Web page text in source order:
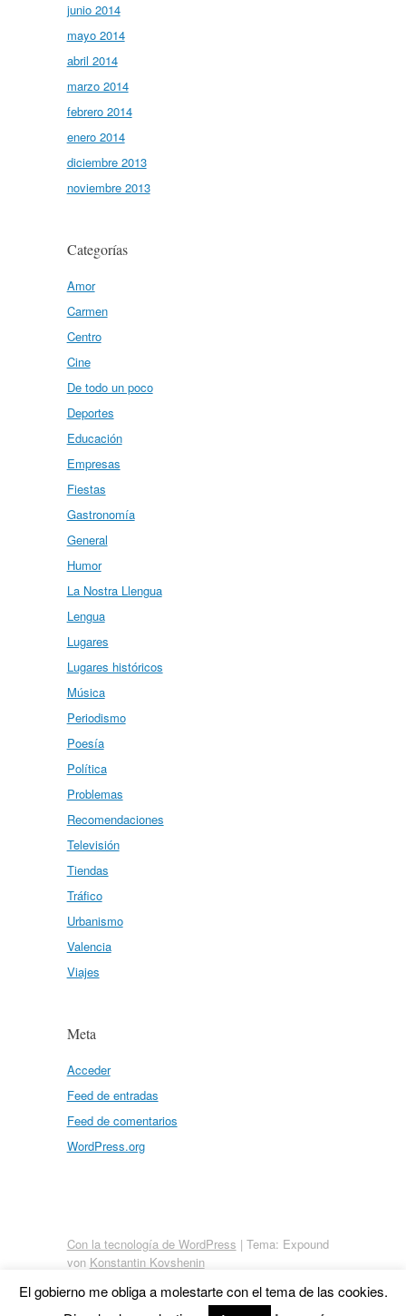
junio 2014
mayo 2014
abril 2014
marzo 2014
febrero 2014
enero 2014
diciembre 2013
noviembre 2013
Categorías
Amor
Carmen
Centro
Cine
De todo un poco
Deportes
Educación
Empresas
Fiestas
Gastronomía
General
Humor
La Nostra Llengua
Lengua
Lugares
Lugares históricos
Música
Periodismo
Poesía
Política
Problemas
Recomendaciones
Televisión
Tiendas
Tráfico
Urbanismo
Valencia
Viajes
Meta
Acceder
Feed de entradas
Feed de comentarios
WordPress.org
Con la tecnología de WordPress | Tema: Expound
von Konstantin Kovshenin
El gobierno me obliga a molestarte con el tema de las cookies.